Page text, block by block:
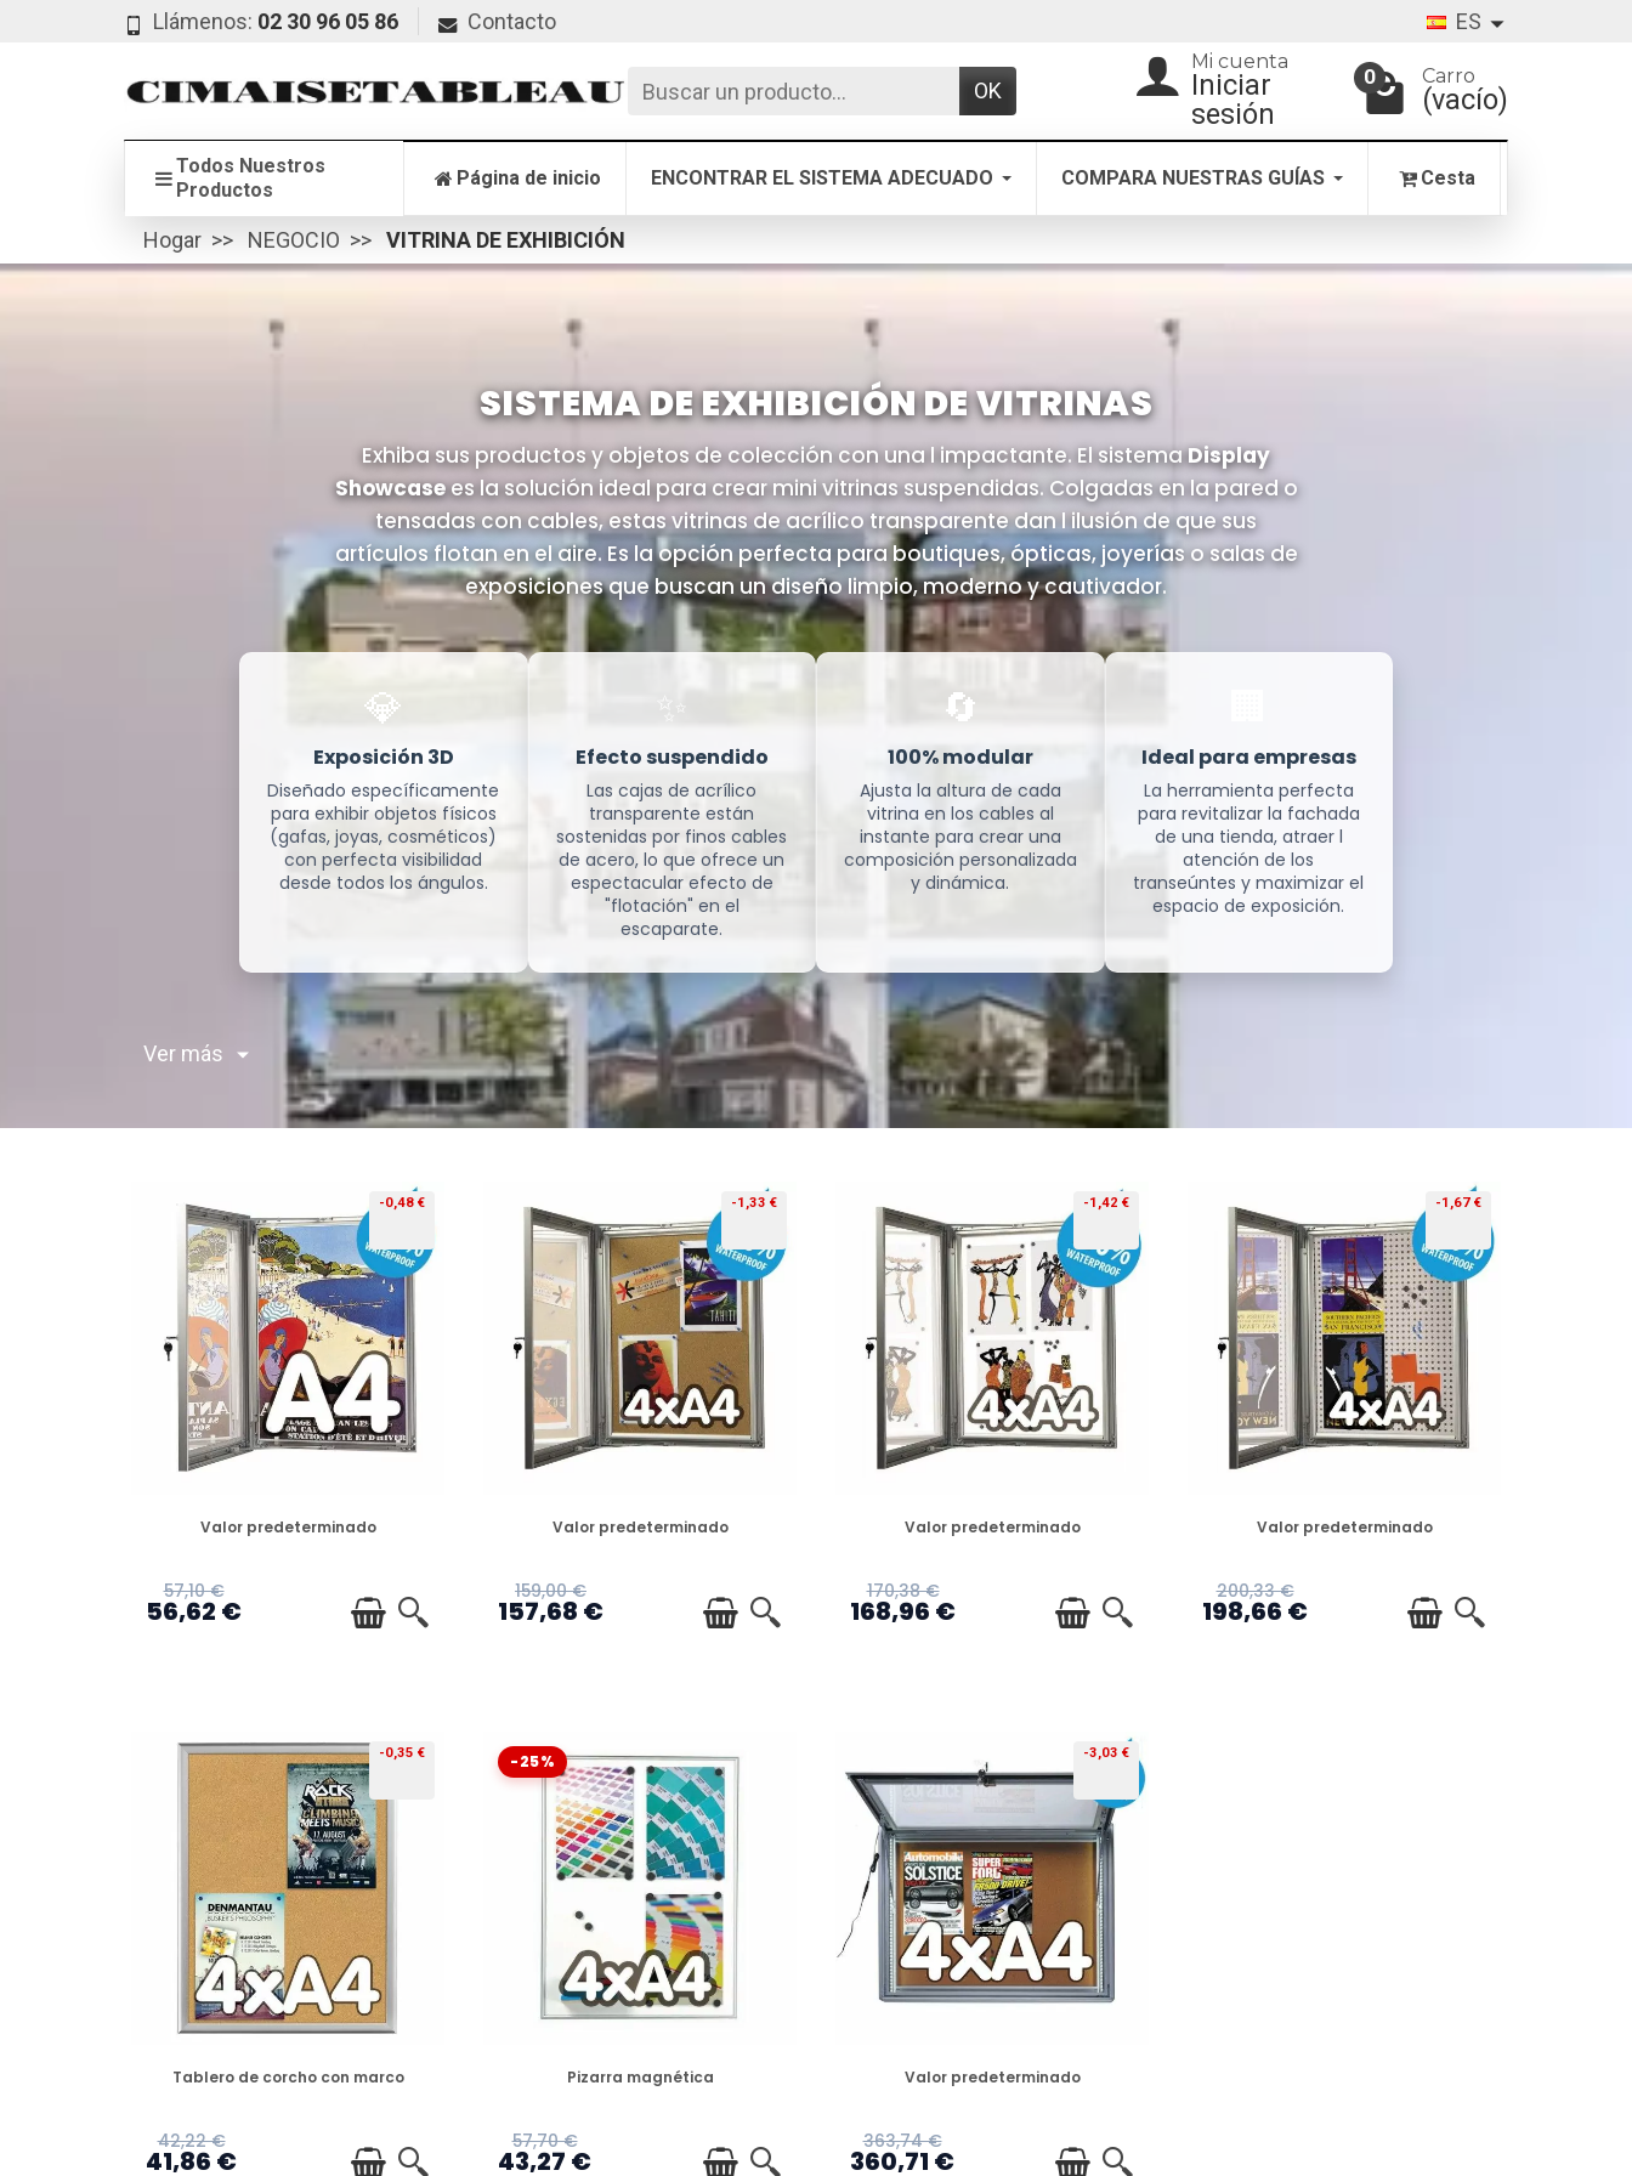
Llámenos: 02 30 96 05 86 Contacto ES
OK
Mi cuenta
Iniciar
sesión
0 Carro
(vacío)
Todos Nuestros
Productos
Página de inicio ENCONTRAR EL SISTEMA ADECUADO COMPARA NUESTRAS GUÍAS Cesta
Hogar NEGOCIO VITRINA DE EXHIBICIÓN
SISTEMA DE EXHIBICIÓN DE VITRINAS
Exhiba sus productos y objetos de colección con una l impactante. El sistemaDisplay
Showcasees la solución ideal para crear mini vitrinas suspendidas. Colgadas en la pared o
tensadas con cables, estas vitrinas de acrílico transparente dan l ilusión de que sus
artículos flotan en el aire. Es la opción perfecta para boutiques, ópticas, joyerías o salas de
exposiciones que buscan un diseño limpio, moderno y cautivador.
💎
Exposición 3D
Diseñado específicamente
para exhibir objetos físicos
(gafas, joyas, cosméticos)
con perfecta visibilidad
desde todos los ángulos.
✨
Efecto suspendido
Las cajas de acrílico
transparente están
sostenidas por finos cables
de acero, lo que ofrece un
espectacular efecto de
"flotación" en el
escaparate.
🔄
100% modular
Ajusta la altura de cada
vitrina en los cables al
instante para crear una
composición personalizada
y dinámica.
Ideal para empresas
La herramienta perfecta
para revitalizar la fachada
de una tienda, atraer l
atención de los
transeúntes y maximizar el
espacio de exposición.
Ver más
-0,48 €
PREORDEN
Valor predeterminado
57,10 €
56,62 €
-1,33 €
PREORDEN
Valor predeterminado
159,00 €
157,68 €
-1,42 €
PREORDEN
Valor predeterminado
170,38 €
168,96 €
-1,67 €
PREORDEN
Valor predeterminado
200,33 €
198,66 €
-0,35 €
PREORDEN
Tablero de corcho con marco
42,22 €
41,86 €
-25%
PREORDEN
Pizarra magnética
57,70 €
43,27 €
-3,03 €
PREORDEN
Valor predeterminado
363,74 €
360,71 €